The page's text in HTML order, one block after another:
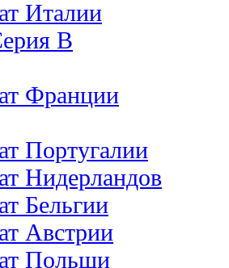
Италии
B
Франции
Португалии
Нидерландов
Бельгии
Австрии
Польши